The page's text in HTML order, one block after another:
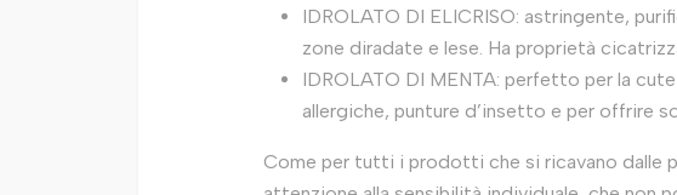
IDROLATO DI ELICRISO: astringente,
zone diradate e lese. Ha proprietà
IDROLATO DI MENTA: perfetto per la
allergiche, punture d’insetto e per offrire
Come per tutti i prodotti che si ricavano dalle